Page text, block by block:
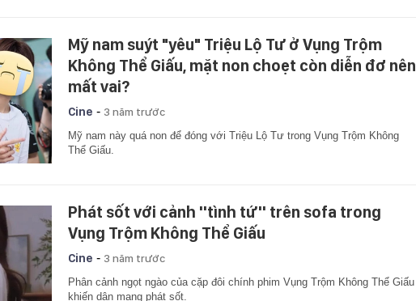
Mỹ nam suýt "yêu" Triệu Lộ Tư ở Vụng Trộm
Không Thể Giấu, mặt non choẹt còn diễn đơ nên
mất vai?
Cine - 3 năm trước
Mỹ nam này quá non để đóng với Triệu Lộ Tư trong Vụng Trộm Không
Thể Giấu.
Phát sốt với cảnh ''tình tứ'' trên sofa trong
Vụng Trộm Không Thể Giấu
Cine - 3 năm trước
Phân cảnh ngọt ngào của cặp đôi chính phim Vụng Trộm Không Thể Giấu
khiến dân mạng phát sốt.